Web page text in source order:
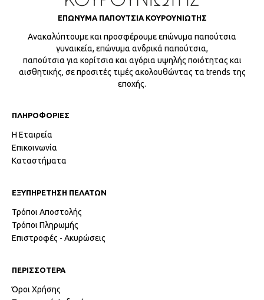
ΕΠΩΝΥΜΑ ΠΑΠΟΥΤΣΙΑ ΚΟΥΡΟΥΝΙΩΤΗΣ
Ανακαλύπτουμε και προσφέρουμε επώνυμα παπούτσια
γυναικεία, επώνυμα ανδρικά παπούτσια,
παπούτσια για κορίτσια και αγόρια υψηλής ποιότητας και
αισθητικής, σε προσιτές τιμές ακολουθώντας τα trends της
εποχής.
ΠΛΗΡΟΦΟΡΙΕΣ
Η Εταιρεία
Επικοινωνία
Καταστήματα
ΕΞΥΠΗΡΕΤΗΣΗ ΠΕΛΑΤΩΝ
Τρόποι Αποστολής
Τρόποι Πληρωμής
Επιστροφές - Ακυρώσεις
ΠΕΡΙΣΣΟΤΕΡΑ
Όροι Χρήσης